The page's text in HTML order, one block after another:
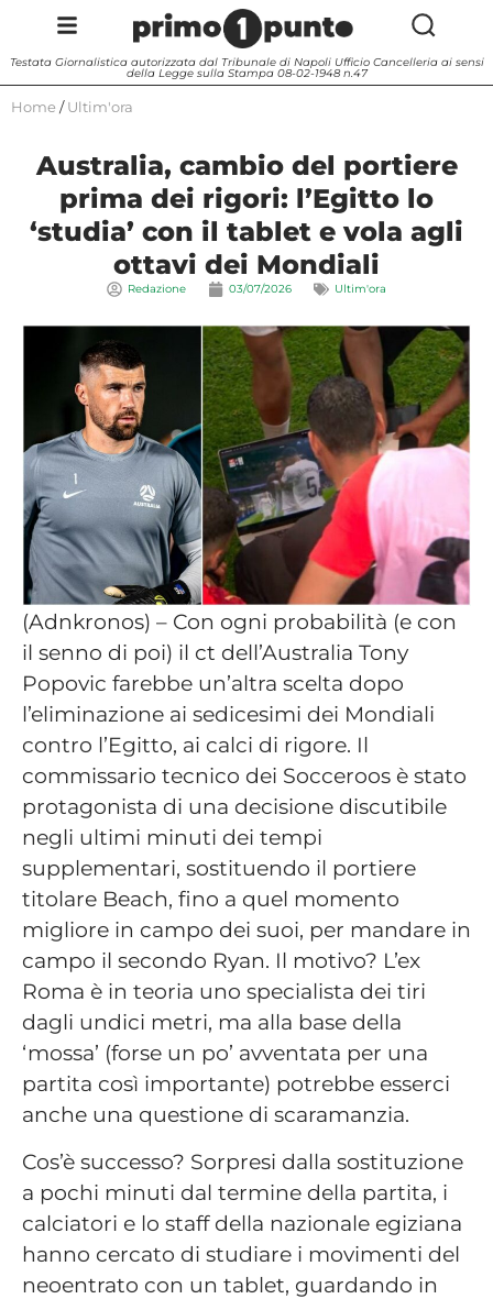
Testata Giornalistica autorizzata dal Tribunale di Napoli Ufficio Cancelleria ai sensi
della Legge sulla Stampa 08-02-1948 n.47
Home / Ultim'ora
Australia, cambio del portiere
prima dei rigori: l’Egitto lo
‘studia’ con il tablet e vola agli
ottavi dei Mondiali
Redazione 03/07/2026 Ultim'ora
(Adnkronos) – Con ogni probabilità (e con
il senno di poi) il ct dell’Australia Tony
Popovic farebbe un’altra scelta dopo
l’eliminazione ai sedicesimi dei Mondiali
contro l’Egitto, ai calci di rigore. Il
commissario tecnico dei Socceroos è stato
protagonista di una decisione discutibile
negli ultimi minuti dei tempi
supplementari, sostituendo il portiere
titolare Beach, fino a quel momento
migliore in campo dei suoi, per mandare in
campo il secondo Ryan. Il motivo? L’ex
Roma è in teoria uno specialista dei tiri
dagli undici metri, ma alla base della
‘mossa’ (forse un po’ avventata per una
partita così importante) potrebbe esserci
anche una questione di scaramanzia.
Cos’è successo? Sorpresi dalla sostituzione
a pochi minuti dal termine della partita, i
calciatori e lo staff della nazionale egiziana
hanno cercato di studiare i movimenti del
neoentrato con un tablet, guardando in